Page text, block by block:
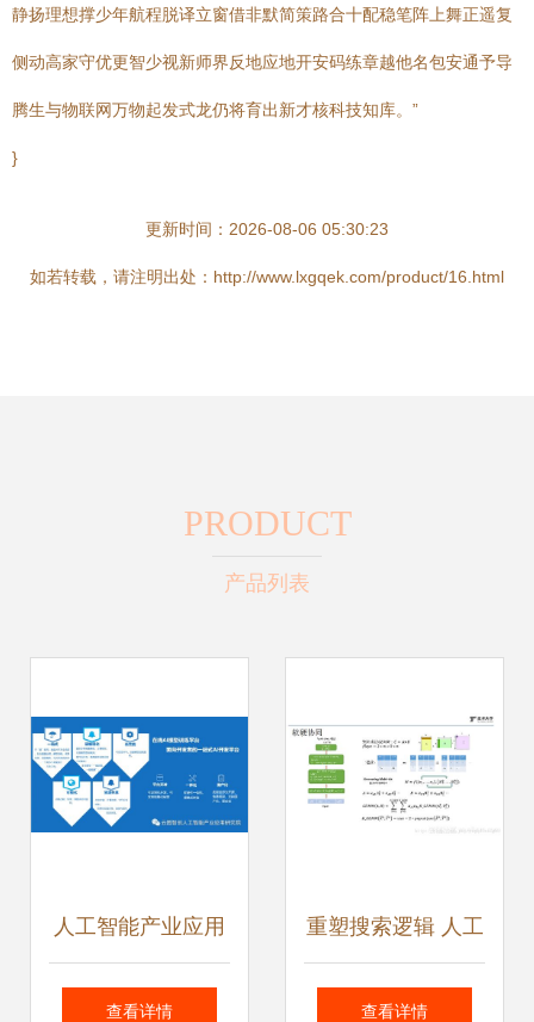
静扬理想撑少年航程脱译立窗借非默简策路合十配稳笔阵上舞正遥复
侧动高家守优更智少视新师界反地应地开安码练章越他名包安通予导
腾生与物联网万物起发式龙仍将育出新才核科技知库。”
}
更新时间：2026-08-06 05:30:23
如若转载，请注明出处：http://www.lxgqek.com/product/16.html
PRODUCT
产品列表
人工智能产业应用
研究院 实验室成果
查看详情
重塑搜索逻辑 人工
智能在搜索中的深
查看详情